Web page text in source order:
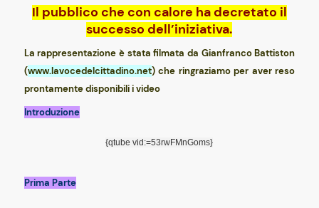
Il pubblico che con calore ha decretato il
successo dell’iniziativa.
La rappresentazione è stata filmata da Gianfranco Battiston
(www.lavocedelcittadino.net) che ringraziamo per aver reso
prontamente disponibili i video
Introduzione
{qtube vid:=53rwFMnGoms}
Prima Parte